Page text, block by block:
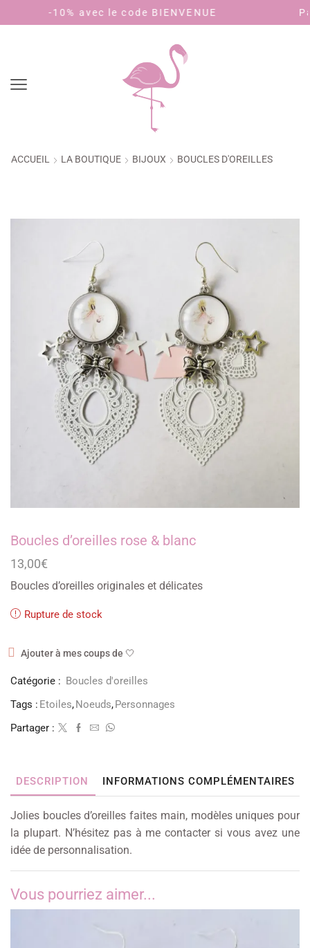
le code BIENVENUE Payez en 4
ACCUEIL LA BOUTIQUE BIJOUX BOUCLES D'OREILLES
Boucles d’oreilles rose & blanc
13,00€
Boucles d’oreilles originales et délicates
Rupture de stock
Ajouter à mes coups de 🤍
Catégorie : Boucles d'oreilles
Tags : Etoiles,Noeuds,Personnages
Partager :
DESCRIPTION INFORMATIONS COMPLÉMENTAIRES
Jolies boucles d’oreilles faites main, modèles uniques pour
la plupart. N’hésitez pas à me contacter si vous avez une
idée de personnalisation.
Vous pourriez aimer...